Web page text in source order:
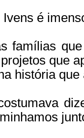
é
famílias
que
história